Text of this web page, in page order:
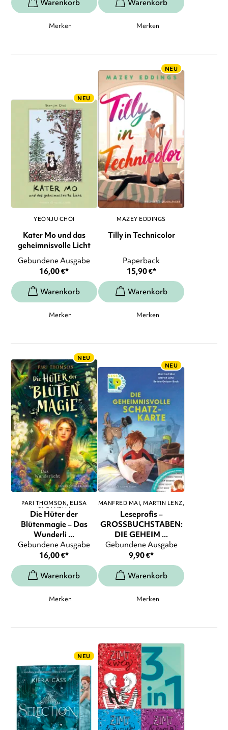
Merken Merken
NEU
YEONJU CHOI
Kater Mo und das
geheimnisvolle Licht
Gebundene Ausgabe
16,00€*
Merken
NEU
MAZEY EDDINGS
Tilly in Technicolor
Paperback
15,90€*
Merken
NEU
PARI THOMSON ELISA
PAGANELLI
Die Hüter der
Blütenmagie – Das
Wunderli ...
Gebundene Ausgabe
16,00€*
Merken
NEU
MANFRED MAI MARTIN LENZ,
...
Leseprofis –
GROSSBUCHSTABEN:
DIE GEHEIM ...
Gebundene Ausgabe
9,90€*
Merken
NEU